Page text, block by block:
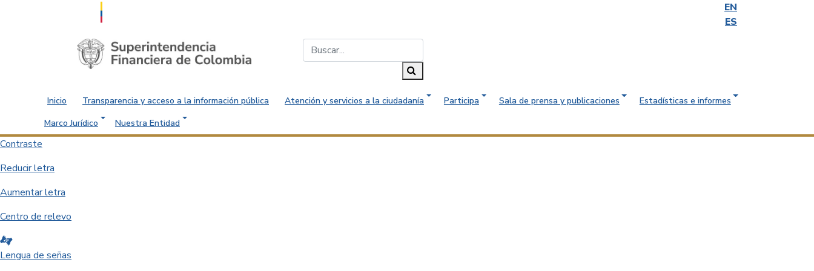
EN
ES
Saltar al contenido principal
Inicio Transparencia y acceso a la información pública Atención y servicios a la ciudadanía Participa Sala de prensa y publicaciones
Estadísticas e informes
Marco Jurídico
Nuestra Entidad
Contraste
Reducir letra
Aumentar letra
Centro de relevo
Lengua de señas